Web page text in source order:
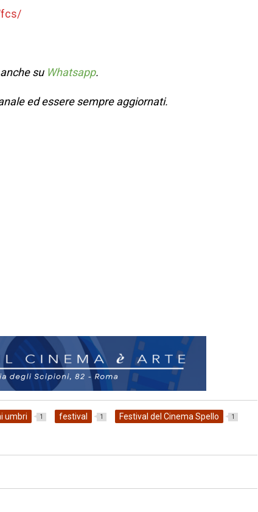
fcs/
su Whatsapp.
ed essere sempre aggiornati.
umbri 1 festival 1 Festival del Cinema Spello 1